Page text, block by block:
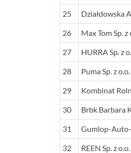
25 Działdowska
26 Max Tom Sp. z
27 HURRA Sp. z
28 Puma Sp. z o.o.
29 Kombinat
30 Brbk Barbara
31 Gumlop-Auto-
32 REEN Sp. z o.o.